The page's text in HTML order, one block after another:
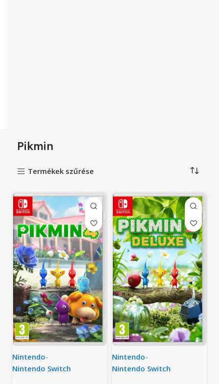
Pikmin
Termékek szűrése
Nintendo-
Nintendo Switch
Nintendo-
Nintendo Switch